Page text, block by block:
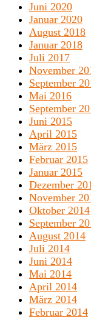
Juni 2020
Januar 2020
August 2018
Januar 2018
Juli 2017
November
September
Mai 2016
September
Juni 2015
April 2015
März 2015
Februar 2015
Januar 2015
Dezember
November
Oktober 2014
September
August 2014
Juli 2014
Juni 2014
Mai 2014
April 2014
März 2014
Februar 2014